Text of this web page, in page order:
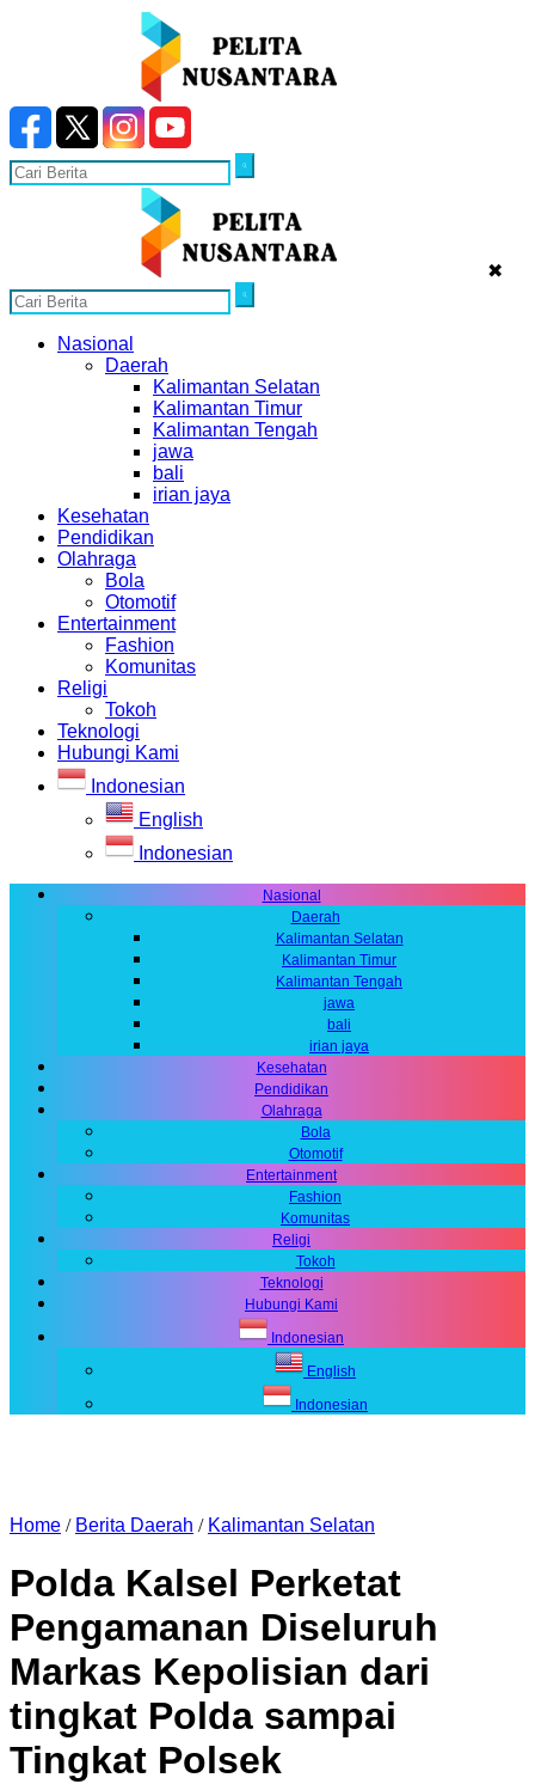
✖
Nasional
Daerah
Kalimantan Selatan
Kalimantan Timur
Kalimantan Tengah
jawa
bali
irian jaya
Kesehatan
Pendidikan
Olahraga
Bola
Otomotif
Entertainment
Fashion
Komunitas
Religi
Tokoh
Teknologi
Hubungi Kami
Indonesian
English
Indonesian
Nasional
Daerah
Kalimantan Selatan
Kalimantan Timur
Kalimantan Tengah
jawa
bali
irian jaya
Kesehatan
Pendidikan
Olahraga
Bola
Otomotif
Entertainment
Fashion
Komunitas
Religi
Tokoh
Teknologi
Hubungi Kami
Indonesian
English
Indonesian
Home / Berita Daerah / Kalimantan Selatan
Polda Kalsel Perketat
Pengamanan Diseluruh
Markas Kepolisian dari
tingkat Polda sampai
Tingkat Polsek